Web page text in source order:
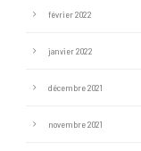
février 2022
janvier 2022
décembre 2021
novembre 2021